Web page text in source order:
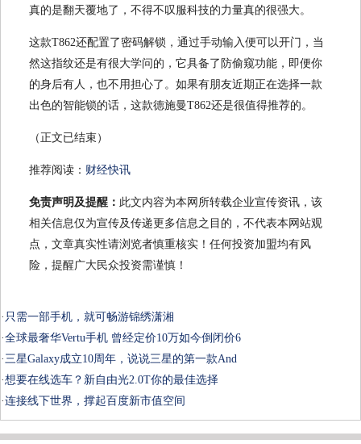
真的是翻天覆地了，不得不叹服科技的力量真的很强大。
这款T862还配置了密码解锁，通过手动输入便可以开门，当
然这指纹还是有很大学问的，它具备了防偷窥功能，即便你
的身后有人，也不用担心了。如果有朋友近期正在选择一款
出色的智能锁的话，这款德施曼T862还是很值得推荐的。
（正文已结束）
推荐阅读： 财经快讯
免责声明及提醒： 此文内容为本网所转载企业宣传资讯，该
相关信息仅为宣传及传递更多信息之目的，不代表本网站观
点，文章真实性请浏览者慎重核实！任何投资加盟均有风
险，提醒广大民众投资需谨慎！
· 只需一部手机，就可畅游锦绣潇湘
·全球最奢华Vertu手机 曾经定价10万如今倒闭价6
·三星Galaxy成立10周年，说说三星的第一款And
·想要在线选车？新自由光2.0T你的最佳选择
·连接线下世界，撑起百度新市值空间